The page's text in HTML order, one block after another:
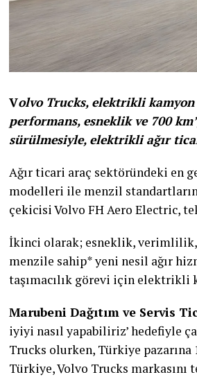
Volvo Trucks, elektrikli kamyon
performans, esneklik ve 700
sürülmesiyle, elektrikli ağır
Ağır ticari araç sektöründeki en
modelleri ile menzil
çekicisi Volvo FH Aero Electric,
İkinci olarak; esneklik, verimlilik,
menzile sahip* yeni nesil ağır
taşımacılık görevi için elektrikli
Marubeni Dağıtım ve Servis
iyiyi nasıl yapabiliriz’ hedefiyle
Trucks olurken, Türkiye
Türkiye, Volvo Trucks